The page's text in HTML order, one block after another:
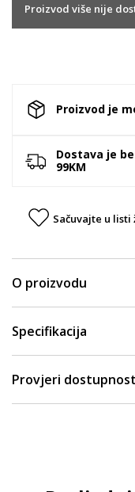
Proizvod više nije
Proizvod je
Dostava je
99KM
Sačuvajte u listi
O proizvodu
Specifikacija
Provjeri